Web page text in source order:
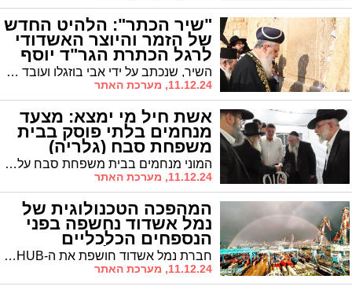
"שיר הכתר": הלהיט החדש
של הזמר והיוצר האשדודי
לרגל הכתרת הגר"ד יוסף
(וידאו) השיר, שנכתב על ידי אבי בוזגלו ועובד על ידי דוד ביתן, מלווה בקליפ המשלב תמונות בלעדיות של הרב בגלימתו החדשה לצד קטעי ארכיון היסטוריים
11.12.24, מערכת האתר
אשת חיל מי ימצא: מצעד
מנחמים בלתי פוסק בבית
משפחת סבח (גלריה)
המוני מנחמים בבית משפחת סבח על פטירת אימם הצדקנית מרת סימי סבח ע"ה | אגרות תנחומים מגדולי תורה ובראשם מבעל ה"ברכת יצחק" הגר"י אברג'ל והאדמו"ר הגרד"ח פינטו נשיא ממלכת התורה "אורות חיים ומשה" | היום (ד') תתקיים עצרת שבעה רבתי בבית הכנסת ברובע ט'
11.12.24, מערכת האתר
המהפכה הטכנולוגית של
נמל אשדוד נחשפה בפני
הנספחים הכלכליים
ממדינות העולם חברת נמל אשדוד חושפת את ה-HUB הטכנולוגי הימי בתחום שרשרת האספקה בפני נספחים כלכליים של 40 מדינות מרחבי העולם. יו"ר דירקטוריון נמל אשדוד: "הזדמנות נוספת לייצר שינוי בתעשייה המסורתית ולהפוך לנמל חדשני עם פתרונות פורצי דרך אשר מהווה דוגמא לנמלים בעולם"
11.12.24, מערכת האתר